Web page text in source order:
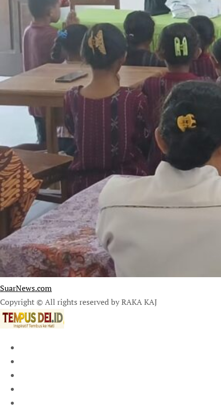
SuarNews.com
Copyright © All rights reserved by RAKA KAJ